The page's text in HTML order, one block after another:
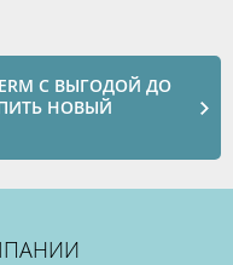
С ВЫГОДОЙ ДО
НОВЫЙ